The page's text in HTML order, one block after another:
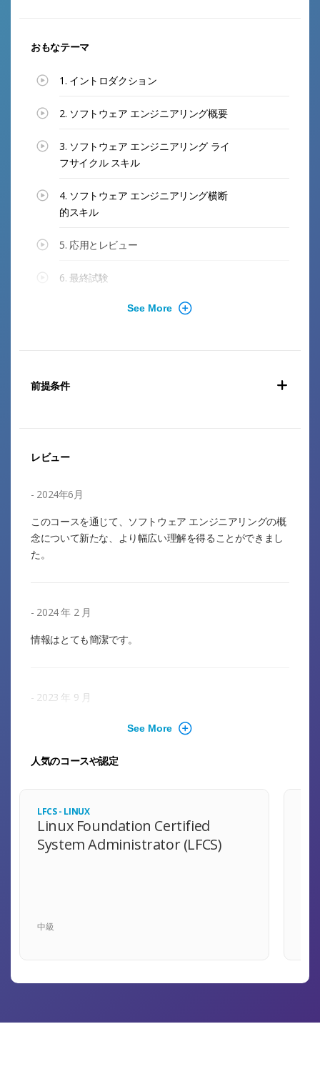
おもなテーマ
1. イントロダクション
2. ソフトウェア エンジニアリング概要
3. ソフトウェア エンジニアリング ライ
フサイクル スキル
4. ソフトウェア エンジニアリング横断
的スキル
5. 応用とレビュー
6. 最終試験
前提条件
レビュー
2024年6月
このコースを通じて、ソフトウェア エンジニアリングの概
念について新たな、より幅広い理解を得ることができまし
た。
2024 年 2 月
情報はとても簡潔です。
2023 年 9 月
これは、IEEE 標準で定義されている基本的なソフトウェア
組み込みソフトウェアに関する専門知識はほとんどありま
2023年6月
2023年4月
人気のコースや認定
LFCS - LINUX
Linux Foundation Certified
System Administrator (LFCS)
中級